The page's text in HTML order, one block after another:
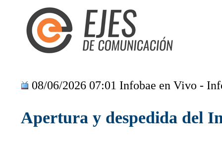
08/06/2026 07:01 Infobae en Vivo -
Apertura y despedida del